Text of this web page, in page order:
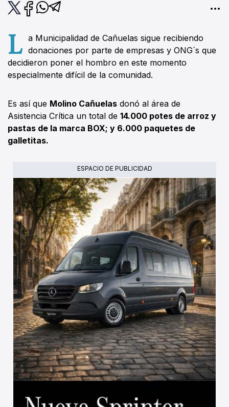
L a Municipalidad de Cañuelas sigue recibiendo
donaciones por parte de empresas y ONG´s que
decidieron poner el hombro en este momento
especialmente difícil de la comunidad.
Es así que Molino Cañuelas donó al área de
Asistencia Crítica un total de 14.000 potes de arroz y
pastas de la marca BOX; y 6.000 paquetes de
galletitas.
ESPACIO DE PUBLICIDAD